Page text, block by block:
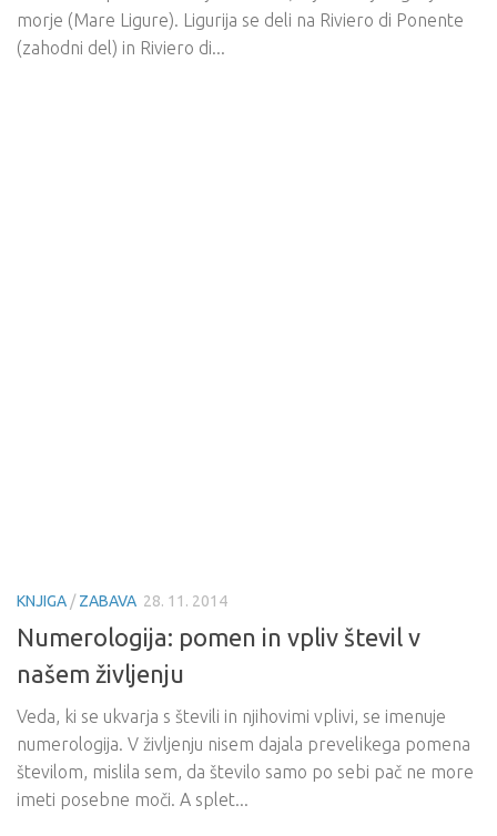
morje (Mare Ligure). Ligurija se deli na Riviero di Ponente
(zahodni del) in Riviero di...
KNJIGA /ZABAVA 28. 11. 2014
Numerologija: pomen in vpliv števil v
našem življenju
Veda, ki se ukvarja s števili in njihovimi vplivi, se imenuje
numerologija. V življenju nisem dajala prevelikega pomena
številom, mislila sem, da število samo po sebi pač ne more
imeti posebne moči. A splet...